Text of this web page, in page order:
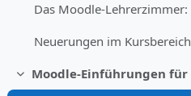
Neuerungen im Kursbereich
Einklappen